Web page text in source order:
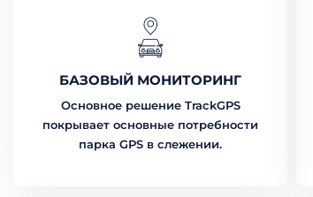
БАЗОВЫЙ МОНИТОРИНГ
Основное решение TrackGPS
покрывает основные потребности
парка GPS в слежении.